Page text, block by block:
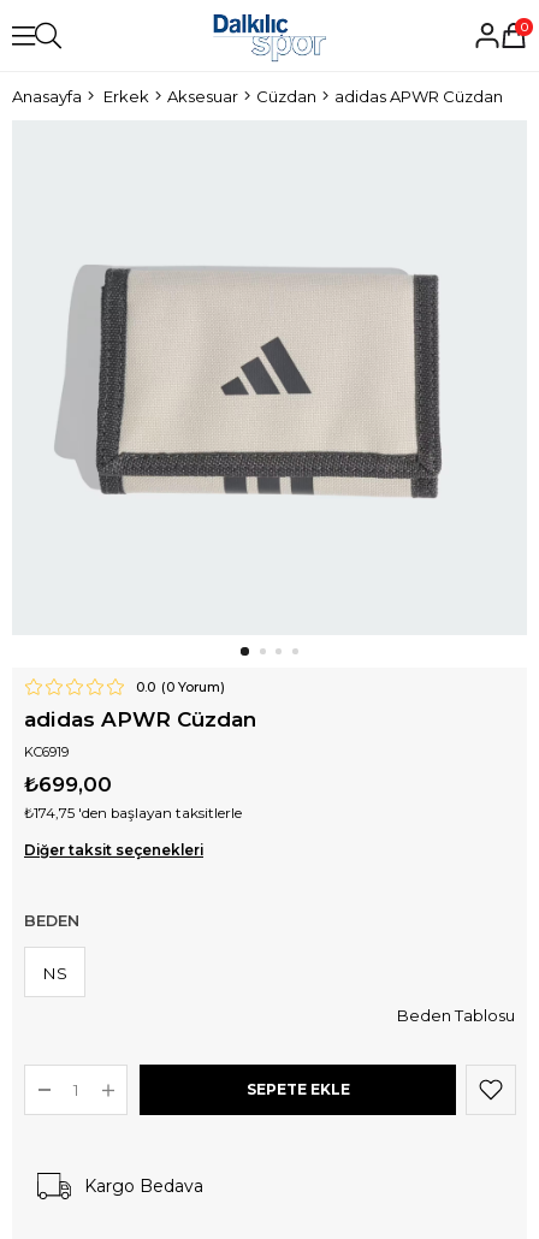
0
Anasayfa Erkek Aksesuar Cüzdan adidas APWR Cüzdan
0.0 (0Yorum)
adidas APWR Cüzdan
KC6919
₺699,00
₺174,75 'den başlayan taksitlerle
Diğer taksit seçenekleri
BEDEN
NS
Beden Tablosu
Kargo Bedava